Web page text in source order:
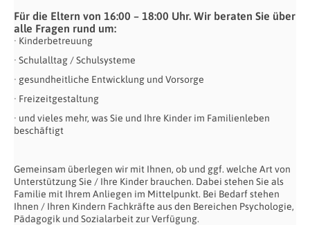
Für die Eltern von 16:00 – 18:00 Uhr. Wir beraten Sie über
alle Fragen rund um:
· Kinderbetreuung
· Schulalltag / Schulsysteme
· gesundheitliche Entwicklung und Vorsorge
· Freizeitgestaltung
· und vieles mehr, was Sie und Ihre Kinder im Familienleben
beschäftigt
Gemeinsam überlegen wir mit Ihnen, ob und ggf. welche Art von
Unterstützung Sie / Ihre Kinder brauchen. Dabei stehen Sie als
Familie mit Ihrem Anliegen im Mittelpunkt. Bei Bedarf stehen
Ihnen / Ihren Kindern Fachkräfte aus den Bereichen Psychologie,
Pädagogik und Sozialarbeit zur Verfügung.